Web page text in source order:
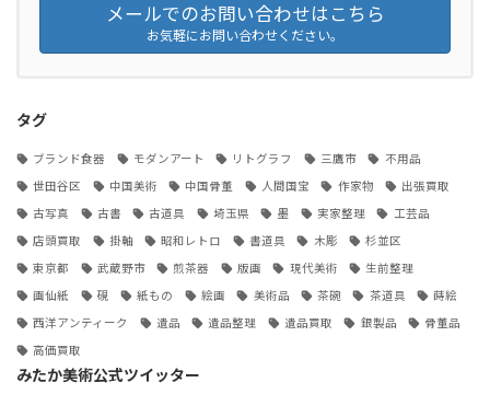
メールでのお問い合わせはこちら
お気軽にお問い合わせください。
タグ
ブランド食器 モダンアート リトグラフ 三鷹市 不用品
世田谷区 中国美術 中国骨董 人間国宝 作家物 出張買取
古写真 古書 古道具 埼玉県 墨 実家整理 工芸品
店頭買取 掛軸 昭和レトロ 書道具 木彫 杉並区
東京都 武蔵野市 煎茶器 版画 現代美術 生前整理
画仙紙 硯 紙もの 絵画 美術品 茶碗 茶道具 蒔絵
西洋アンティーク 遺品 遺品整理 遺品買取 銀製品 骨董品
高価買取
みたか美術公式ツイッター